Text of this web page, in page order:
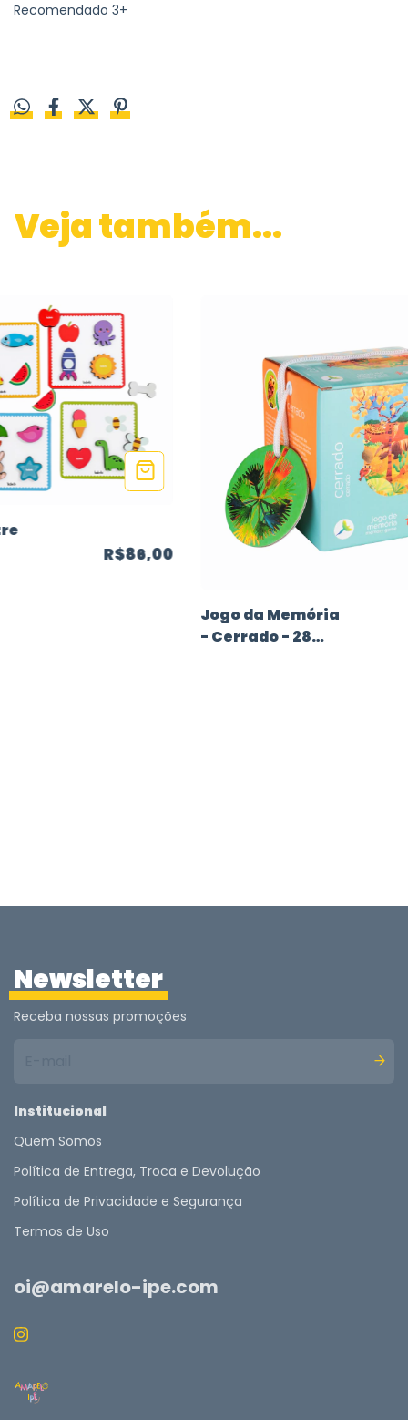
Recomendado 3+
Veja também...
R$86,00
Jogo da Memória
- Cerrado - 28
Newsletter
Receba nossas promoções
Institucional
Quem Somos
Política de Entrega, Troca e Devolução
Política de Privacidade e Segurança
Termos de Uso
oi@amarelo-ipe.com